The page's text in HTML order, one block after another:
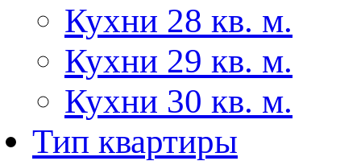
Кухни 28 кв. м.
Кухни 29 кв. м.
Кухни 30 кв. м.
Тип квартиры